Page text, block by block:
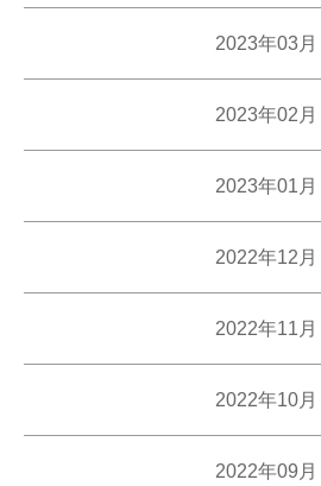
2023年03月
2023年02月
2023年01月
2022年12月
2022年11月
2022年10月
2022年09月